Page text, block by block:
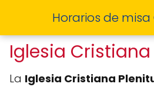
Horarios de
Iglesia
La Iglesia Cristiana